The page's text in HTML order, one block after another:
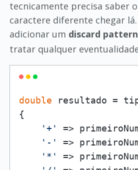
tecnicamente precisa saber
caractere diferente chegar
adicionar um discard pattern
tratar qualquer
double resultado =
{
'+'
=>
'-'
=>
'*'
=>